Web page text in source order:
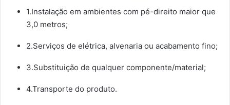
1.Instalação em ambientes com pé-direito maior que
3,0 metros;
2.Serviços de elétrica, alvenaria ou acabamento fino;
3.Substituição de qualquer componente/material;
4.Transporte do produto.